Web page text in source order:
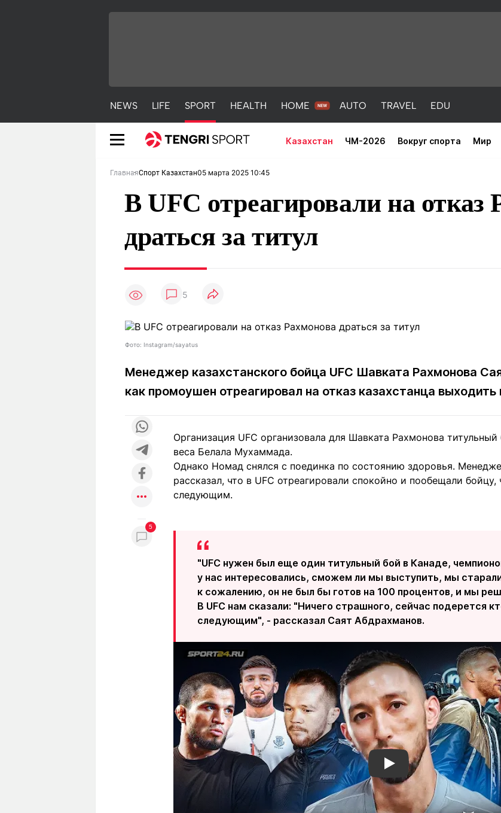
NEWS LIFE SPORT HEALTH HOME AUTO TRAVEL EDU
Казахстан ЧМ-2026 Вокруг спорта Мир
Погода
Рейтинги
Полезно
Гороскопы
Рецепты
чемпионов
+7 (777) 001 44 99
Реклама
+7 (700) 3 888 188
ГлавнаяСпорт Казахстан05 марта 2025 10:45
В UFC отреагировали на отказ
драться за титул
5
Фото: Instagram/sayatus
Менеджер казахстанского бойца UFC Шавката Рахмонова
как промоушен отреагировал на отказ казахстанца
5
Организация UFC организовала для Шавката Рахмонова
веса Белала Мухаммада.
Однако Номад снялся с поединка по состоянию здоровья.
рассказал, что в UFC отреагировали спокойно и пообещали бойцу,
следующим.
"UFC нужен был еще один титульный бой в Канаде,
у нас интересовались, сможем ли мы выступить, мы
к сожалению, он не был бы готов на 100 процентов, и мы
В UFC нам сказали: "Ничего страшного, сейчас подерется
следующим", - рассказал Саят Абдрахманов.
Смотреть видео YouTube